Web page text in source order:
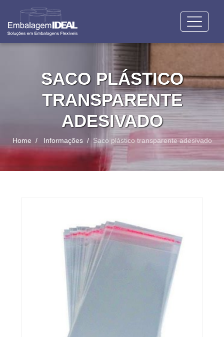
SACO PLÁSTICO
TRANSPARENTE
ADESIVADO
Home Informações Saco plástico transparente adesivado